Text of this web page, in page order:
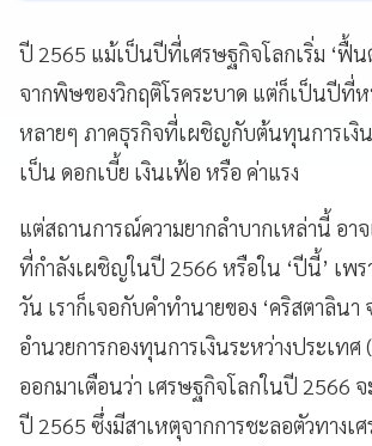
ปี 2565 แม้เป็นปีที่เศรษฐกิจโลกเริ่ม ‘ฟื้น
จากพิษของวิกฤติโรคระบาด แต่ก็เป็นปีที่
หลายๆ ภาคธุรกิจที่เผชิญกับต้นทุนการเงิ
เป็น ดอกเบี้ย เงินเฟ้อ หรือ ค่าแรง
แต่สถานการณ์ความยากลำบากเหล่านี้ อา
ที่กำลังเผชิญในปี 2566 หรือใน ‘ปีนี้’ เพร
วัน เราก็เจอกับคำทำนายของ ‘คริสตาลินา
อำนวยการกองทุนการเงินระหว่างประเทศ
ออกมาเตือนว่า เศรษฐกิจโลกในปี 2566
ปี 2565 ซึ่งมีสาเหตุจากการชะลอตัวทางเ